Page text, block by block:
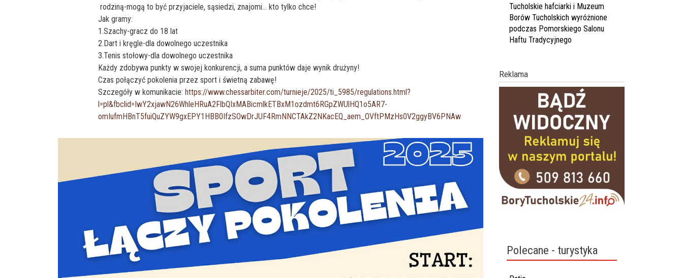
rodziną-mogą to być przyjaciele, sąsiedzi, znajomi… kto tylko chce!
Jak gramy:
1.Szachy-gracz do 18 lat
2.Dart i kręgle-dla dowolnego uczestnika
3.Tenis stołowy-dla dowolnego uczestnika
Każdy zdobywa punkty w swojej konkurencji, a suma punktów daje wynik drużyny!
Czas połączyć pokolenia przez sport i świetną zabawę!
Szczegóły w komunikacie: https://www.chessarbiter.com/turnieje/2025/ti_5985/regulations.html?
l=pl&fbclid=IwY2xjawN26WhleHRuA2FlbQIxMABicmlkETBxM1ozdmt6RGpZWUlHQ1o5AR7-
omIufmHBnT5fuiQuZYW9gxEPY1HBB0IfzSOwDrJUF4RmNNCTAkZ2NKacEQ_aem_OVftPMzHs0V2ggyBV6PNAw
Tucholskie hafciarki i Muzeum
Borów Tucholskich wyróżnione
podczas Pomorskiego Salonu
Haftu Tradycyjnego
Reklama
Polecane - turystyka